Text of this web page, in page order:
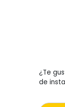
¿Te
de